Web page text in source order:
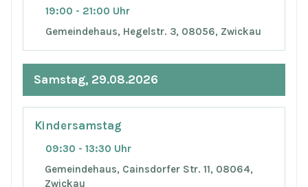
19:00 - 21:00 Uhr
Gemeindehaus, Hegelstr. 3, 08056, Zwickau
Samstag, 29.08.2026
Kindersamstag
09:30 - 13:30 Uhr
Gemeindehaus, Cainsdorfer Str. 11, 08064,
Zwickau